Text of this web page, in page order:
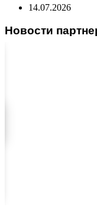
14.07.2026
Новости